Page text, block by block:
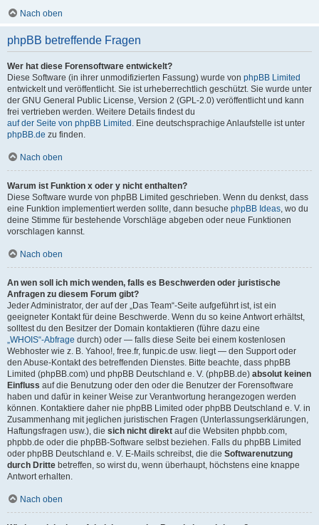
Nach oben
phpBB betreffende Fragen
Wer hat diese Forensoftware entwickelt?
Diese Software (in ihrer unmodifizierten Fassung) wurde von phpBB Limited
entwickelt und veröffentlicht. Sie ist urheberrechtlich geschützt. Sie wurde unter
der GNU General Public License, Version 2 (GPL-2.0) veröffentlicht und kann
frei vertrieben werden. Weitere Details findest du
auf der Seite von phpBB Limited . Eine deutschsprachige Anlaufstelle ist unter
phpBB.de zu finden.
Nach oben
Warum ist Funktion x oder y nicht enthalten?
Diese Software wurde von phpBB Limited geschrieben. Wenn du denkst, dass
eine Funktion implementiert werden sollte, dann besuche phpBB Ideas, wo du
deine Stimme für bestehende Vorschläge abgeben oder neue Funktionen
vorschlagen kannst.
Nach oben
An wen soll ich mich wenden, falls es Beschwerden oder juristische
Anfragen zu diesem Forum gibt?
Jeder Administrator, der auf der „Das Team“-Seite aufgeführt ist, ist ein
geeigneter Kontakt für deine Beschwerde. Wenn du so keine Antwort erhältst,
solltest du den Besitzer der Domain kontaktieren (führe dazu eine
„WHOIS“-Abfrage durch) oder — falls diese Seite bei einem kostenlosen
Webhoster wie z. B. Yahoo!, free.fr, funpic.de usw. liegt — den Support oder
den Abuse-Kontakt des betreffenden Dienstes. Bitte beachte, dass phpBB
Limited (phpBB.com) und phpBB Deutschland e. V. (phpBB.de) absolut keinen
Einfluss auf die Benutzung oder den oder die Benutzer der Forensoftware
haben und dafür in keiner Weise zur Verantwortung herangezogen werden
können. Kontaktiere daher nie phpBB Limited oder phpBB Deutschland e. V. in
Zusammenhang mit jeglichen juristischen Fragen (Unterlassungserklärungen,
Haftungsfragen usw.), die sich nicht direkt auf die Websiten phpbb.com,
phpbb.de oder die phpBB-Software selbst beziehen. Falls du phpBB Limited
oder phpBB Deutschland e. V. E-Mails schreibst, die die Softwarenutzung
durch Dritte betreffen, so wirst du, wenn überhaupt, höchstens eine knappe
Antwort erhalten.
Nach oben